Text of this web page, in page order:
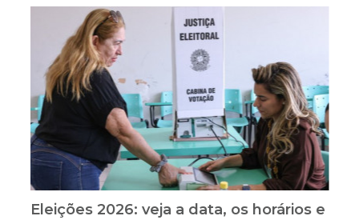
Eleições 2026: veja a data, os horários e